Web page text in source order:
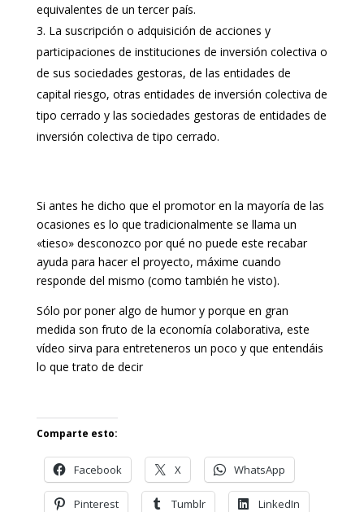
equivalentes de un tercer país.
La suscripción o adquisición de acciones y
participaciones de instituciones de inversión colectiva o
de sus sociedades gestoras, de las entidades de
capital riesgo, otras entidades de inversión colectiva de
tipo cerrado y las sociedades gestoras de entidades de
inversión colectiva de tipo cerrado.
Si antes he dicho que el promotor en la mayoría de las
ocasiones es lo que tradicionalmente se llama un
«tieso» desconozco por qué no puede este recabar
ayuda para hacer el proyecto, máxime cuando
responde del mismo (como también he visto).
Sólo por poner algo de humor y porque en gran
medida son fruto de la economía colaborativa, este
vídeo sirva para entreteneros un poco y que entendáis
lo que trato de decir
Comparte esto:
Facebook X WhatsApp
Pinterest Tumblr LinkedIn